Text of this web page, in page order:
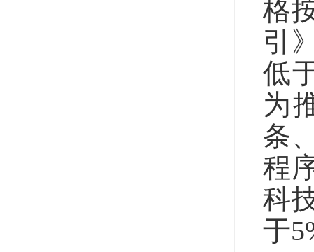
格
引
低
为
条
程
科
于